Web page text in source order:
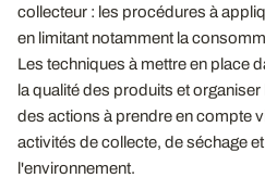
collecteur : les procédures à
en limitant notamment la
Les techniques à mettre en place
la qualité des produits et
des actions à prendre en compte
activités de collecte, de séchage
l'environnement.